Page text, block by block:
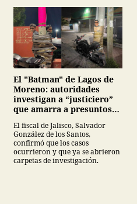
El "Batman" de Lagos de
Moreno: autoridades
investigan a “justiciero”
que amarra a presuntos
El fiscal de Jalisco, Salvador
González de los Santos,
confirmó que los casos
ocurrieron y que ya se abrieron
carpetas de investigación.